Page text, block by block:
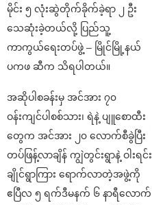
မိုင်း ၅ လုံးဆွဲတိုက်ခိုက်ခဲ့ရာ ၂ ဦး
သေဆုံးခဲ့တယ်လို့ ပြည်သူ့
ကာကွယ်ရေးတပ်ဖွဲ့ – မြိုင်မြို့နယ်
ပကဖ ဆီက သိရပါတယ်။
အဆိုပါစခန်းမှ အင်အား ၇၀
ဝန်းကျင်ပါစစ်သား၊ ရဲနဲ့ ပျူစောထီး
တွေက အင်အား ၂၀ လောက်စီခွဲပြီး
တပ်ဖြန့်လာချိန် ကျွဲတွင်းရွာနဲ့ ဝါးရင်း
ချိုင်ရွာကြား ရောက်လာတဲ့အဖွဲ့ကို
ဧပြီလ ၅ ရက်ဒီမနက် ၆ နာရီလောက်